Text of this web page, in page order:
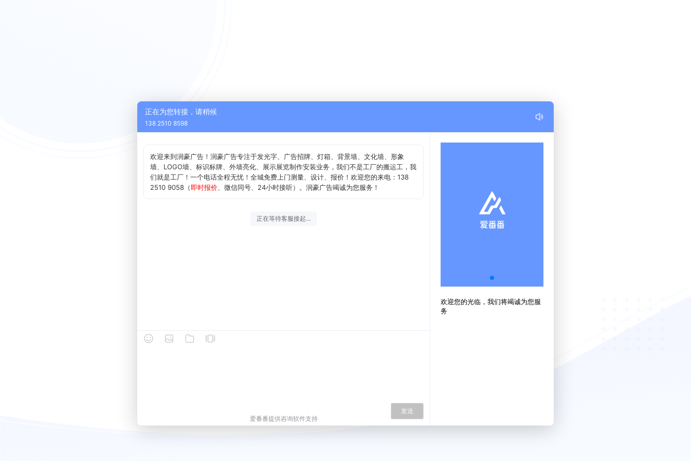
正在为您转接，请稍候
138 2510 8598
​欢迎来到润豪广告！润豪广告专注于发光字、广告招牌、灯箱、背景墙、文化墙、形象
墙、LOGO墙、标识标牌、外墙亮化、展示展览制作安装业务，我们不是工厂的搬运工，我
们就是工厂！一个电话全程无忧！全城免费上门测量、设计、报价！欢迎您的来电：138
2510 9058（即时报价 、微信同号、24小时接听）。润豪广告竭诚为您服务！
正在等待客服接起...
发送
欢迎您的光临，我们将竭诚为您服
务